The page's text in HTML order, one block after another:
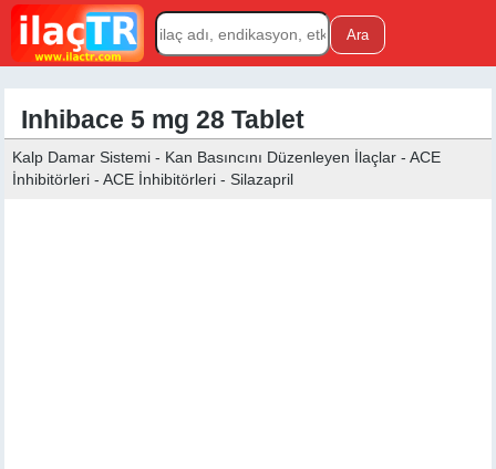
Inhibace 5 mg 28 Tablet
Kalp Damar Sistemi - Kan Basıncını Düzenleyen İlaçlar - ACE
İnhibitörleri - ACE İnhibitörleri - Silazapril